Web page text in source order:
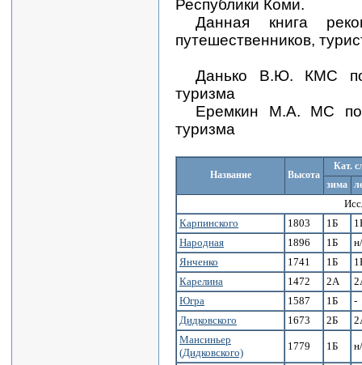
Республики Коми.
Данная книга
путешественников,
Данько В.Ю. КМС по
туризма
Еремкин М.А. МС по
туризма
Название Высота
Кат.
зима
Карпинского
1803 1Б
Народная
1896 1Б
Янченко
1741 1Б
Карелина
1472 2А
Югра
1587 1Б
-
Дидковского
1673 2Б
Мансиньер
(Дидковского)
1779 1Б